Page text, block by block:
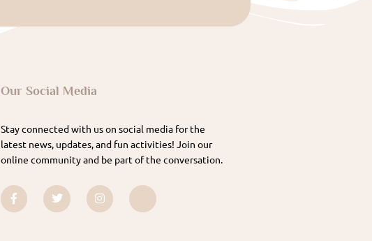
Our Social Media
Stay connected with us on social media for the
latest news, updates, and fun activities! Join our
online community and be part of the conversation.